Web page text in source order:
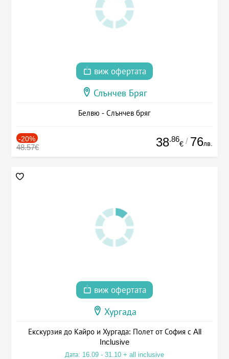
виж офертата
Слънчев Бряг
Белвю - Слънчев бряг
-20%
48.57€ 38.86
€ / 76лв.
виж офертата
Хургада
Екскурзия до Кайро и Хургада: Полет от София с All
Inclusive
Дата: 16.09 - 31.10 + all inclusive